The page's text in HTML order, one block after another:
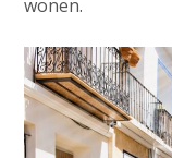
wonen.